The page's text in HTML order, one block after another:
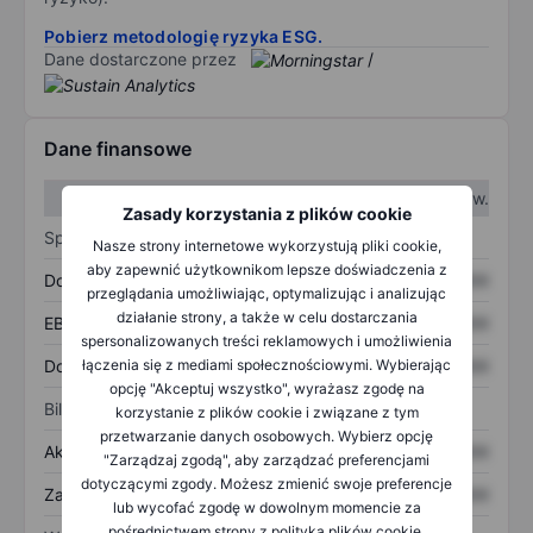
Zasady korzystania z plików cookie
Nasze strony internetowe wykorzystują pliki cookie,
aby zapewnić użytkownikom lepsze doświadczenia z
przeglądania umożliwiając, optymalizując i analizując
działanie strony, a także w celu dostarczania
spersonalizowanych treści reklamowych i umożliwienia
łączenia się z mediami społecznościowymi. Wybierając
opcję "Akceptuj wszystko", wyrażasz zgodę na
korzystanie z plików cookie i związane z tym
przetwarzanie danych osobowych. Wybierz opcję
"Zarządzaj zgodą", aby zarządzać preferencjami
dotyczącymi zgody. Możesz zmienić swoje preferencje
lub wycofać zgodę w dowolnym momencie za
Pobierz metodologię ryzyka ESG.
Dane dostarczone przez
/
Dane finansowe
W II kw.
Sprawozdanie z zysków
Dochód XXXXXXX XXXXXXX
EBITDA XXXXXXX XXXXXXX
Dochód netto XXXXXXX XXXXXXX
Bilans
Aktywa ogółem XXXXXXX XXXXXXX
Zadłużenie ogółem XXXXXXX XXXXXXX